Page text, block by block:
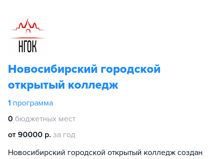
Новосибирский городской
открытый колледж
1 программа
0 бюджетных мест
от 90000 р. за год
Новосибирский городской открытый колледж создан